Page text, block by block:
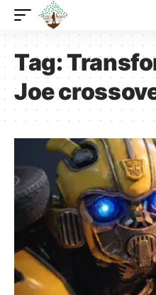
Tag:
Joe